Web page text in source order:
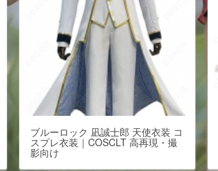
ブルーロック 凪誠士郎 天使衣装 コ
スプレ衣装｜COSCLT 高再現・撮
影向け